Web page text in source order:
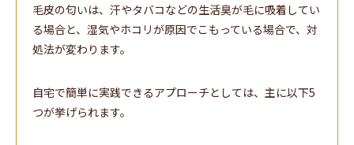
毛皮の匂いは、汗やタバコなどの生活臭が毛に吸着してい
る場合と、湿気やホコリが原因でこもっている場合で、対
処法が変わります。
自宅で簡単に実践できるアプローチとしては、主に以下5
つが挙げられます。